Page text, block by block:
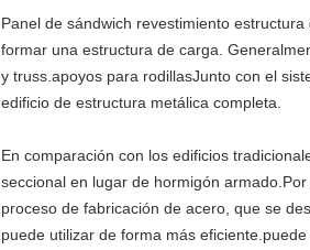
Panel de sándwich revestimiento
formar una estructura de carga.
y truss.apoyos para rodillasJunto con el
edificio de estructura metálica completa.
En comparación con los edificios
seccional en lugar de hormigón
proceso de fabricación de acero, que se
puede utilizar de forma más